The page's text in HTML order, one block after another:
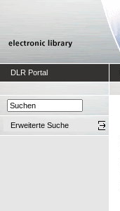
DLR Portal
Erweiterte Suche